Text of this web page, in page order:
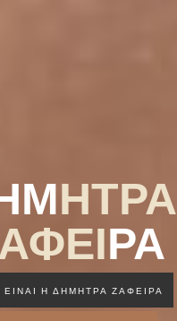
ΗΤΡΑ
ΡΑ
ΕΙΝΑΙ Η ΔΗΜΗΤΡΑ ΖΑΦΕΙΡΑ